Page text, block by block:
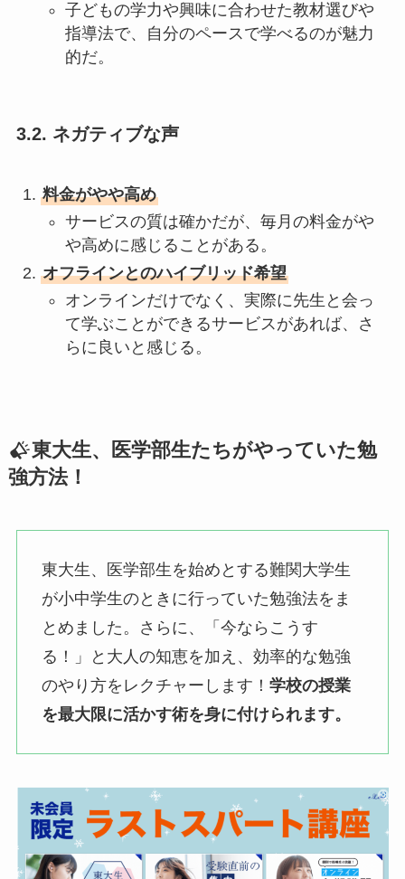
子どもの学力や興味に合わせた教材選びや
指導法で、自分のペースで学べるのが魅力
的だ。
3.2. ネガティブな声
料金がやや高め
サービスの質は確かだが、毎月の料金がや
や高めに感じることがある。
オフラインとのハイブリッド希望
オンラインだけでなく、実際に先生と会っ
て学ぶことができるサービスがあれば、さ
らに良いと感じる。
東大生、医学部生たちがやっていた勉
強方法！
東大生、医学部生を始めとする難関大学生
が小中学生のときに行っていた勉強法をま
とめました。さらに、「今ならこうす
る！」と大人の知恵を加え、効率的な勉強
のやり方をレクチャーします！ 学校の授業
を最大限に活かす術を身に付けられます。